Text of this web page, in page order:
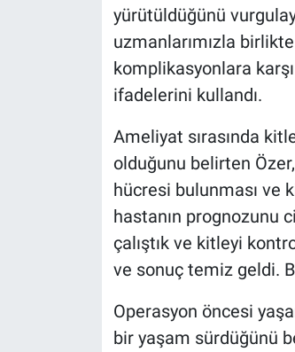
yürütüldüğünü
uzmanlarımızla
komplikasyonlara
ifadelerini kullandı.
Ameliyat sırasında
olduğunu belirten
hücresi bulunması ve
hastanın prognozunu
çalıştık ve kitleyi
ve sonuç temiz geldi.
Operasyon öncesi
bir yaşam sürdüğünü